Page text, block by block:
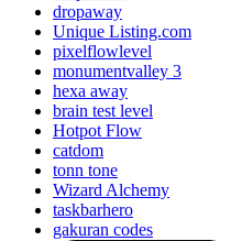
dropaway
Unique Listing.com
pixelflowlevel
monumentvalley 3
hexa away
brain test level
Hotpot Flow
catdom
tonn tone
Wizard Alchemy
taskbarhero
gakuran codes